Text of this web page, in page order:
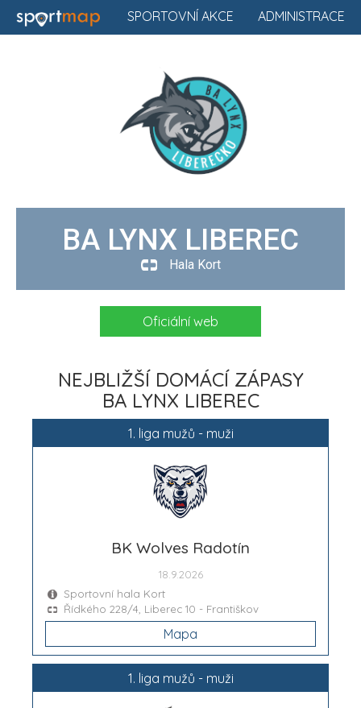
ADMINISTRACE
SPORTOVNÍ AKCE
BA LYNX LIBEREC
Hala Kort
Oficiální web
NEJBLIŽŠÍ DOMÁCÍ ZÁPASY
BA LYNX LIBEREC
1. liga mužů - muži
BK Wolves Radotín
18.9.2026
Sportovní hala Kort
Řídkého 228/4, Liberec 10 - Františkov
Mapa
1. liga mužů - muži